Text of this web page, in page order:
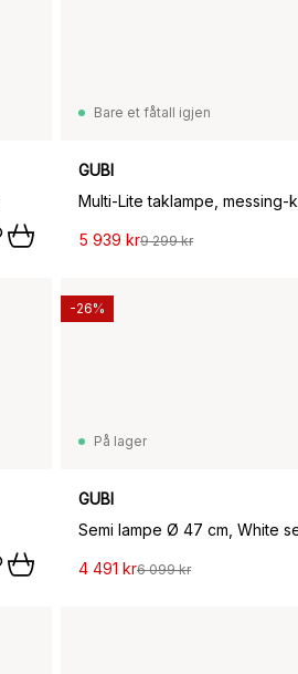
Bare et fåtall igjen
GUBI
Multi-Lite taklampe, messing-
5 939 kr9 299 kr
På lager
GUBI
Semi lampe Ø 47 cm, White
4 491 kr6 099 kr
-26%